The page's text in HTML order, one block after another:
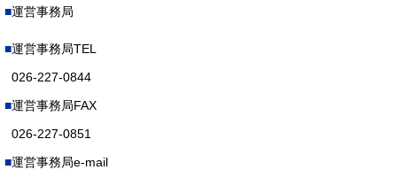
運営事務局
運営事務局TEL
026-227-0844
運営事務局FAX
026-227-0851
運営事務局e-mail